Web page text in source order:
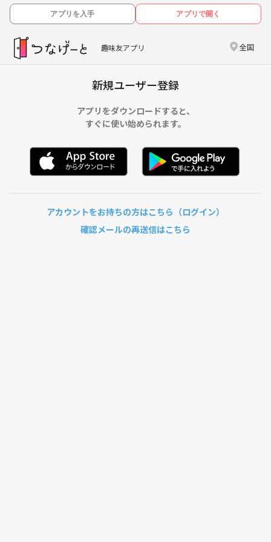
アプリを入手 アプリで開く
趣味友アプリ 全国
新規ユーザー登録
アプリをダウンロードすると、
すぐに使い始められます。
アカウントをお持ちの方はこちら（ログイン）
確認メールの再送信はこちら